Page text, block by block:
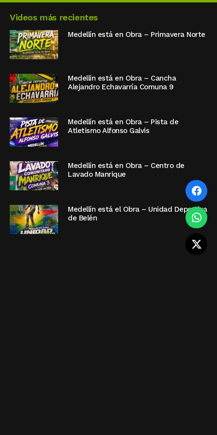
Videos más recientes
Medellín está en Obra – Primavera Norte
Medellín está en Obra – Cancha
Alejandro Echavarría Comuna 9
Medellín está en Obra – Pista de
Atletismo Alfonso Galvis
Medellín está en Obra – Centro de
Lavado Manrique
Medellín está el Obra – Unidad Deportiva
de Belén